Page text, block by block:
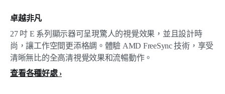
卓越非凡
27 吋 E 系列顯示器可呈現驚人的視覺效果，並且設計時
尚，讓工作空間更添格調。體驗 AMD FreeSync 技術，享受
清晰無比的全高清視覺效果和流暢動作。
查看各種好處